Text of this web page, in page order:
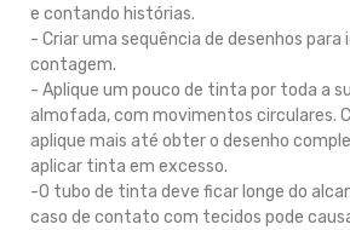
e contando histórias.
- Criar uma sequência de desenhos para
contagem.
- Aplique um pouco de tinta por toda a
almofada, com movimentos circulares.
aplique mais até obter o desenho
aplicar tinta em excesso.
-O tubo de tinta deve ficar longe do
caso de contato com tecidos pode